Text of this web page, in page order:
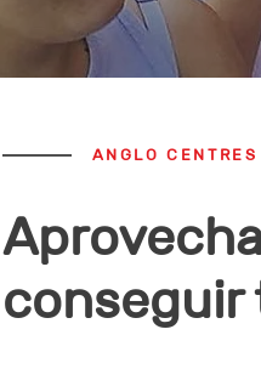
ANGLO CENTRES
conseguir